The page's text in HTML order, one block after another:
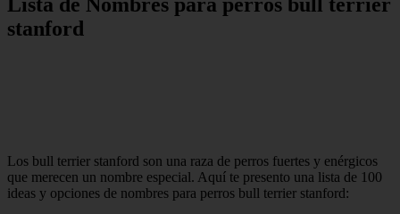
stanford
Los bull terrier stanford son una raza de perros fuertes y enérgicos
que merecen un nombre especial. Aquí te presento una lista de 100
ideas y opciones de nombres para perros bull terrier stanford: